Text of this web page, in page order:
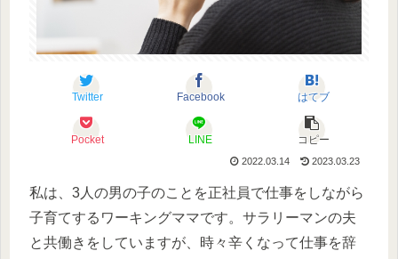
Twitter Facebook はてブ
Pocket LINE コピー
2022.03.14 2023.03.23
私は、3人の男の子のことを正社員で仕事をしながら
子育てするワーキングママです。サラリーマンの夫
と共働きをしていますが、時々辛くなって仕事を辞